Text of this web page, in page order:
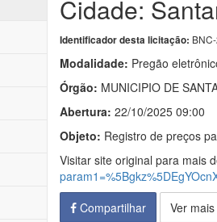
Cidade:
Identificador desta licitação:
Modalidade: Pregão
Órgão: MUNICIPIO DE
Abertura: 22/10/2025 09:00
Objeto: Registro de preços
Visitar site original para mais
Compartilhar
Ver